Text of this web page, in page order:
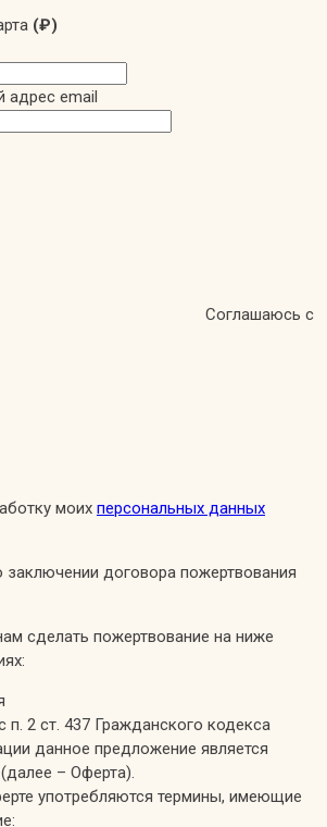
(₽)
адрес email
Соглашаюсь с
моих персональных данных
заключении договора пожертвования
сделать пожертвование на ниже
п. 2 ст. 437 Гражданского кодекса
данное предложение является
– Оферта).
употребляются термины, имеющие